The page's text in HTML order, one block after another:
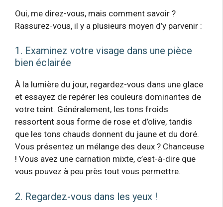
Oui, me direz-vous, mais comment savoir ?
Rassurez-vous, il y a plusieurs moyen d’y parvenir :
1. Examinez votre visage dans une pièce
bien éclairée
À la lumière du jour, regardez-vous dans une glace
et essayez de repérer les couleurs dominantes de
votre teint. Généralement, les tons froids
ressortent sous forme de rose et d’olive, tandis
que les tons chauds donnent du jaune et du doré.
Vous présentez un mélange des deux ? Chanceuse
! Vous avez une carnation mixte, c’est-à-dire que
vous pouvez à peu près tout vous permettre.
2. Regardez-vous dans les yeux !